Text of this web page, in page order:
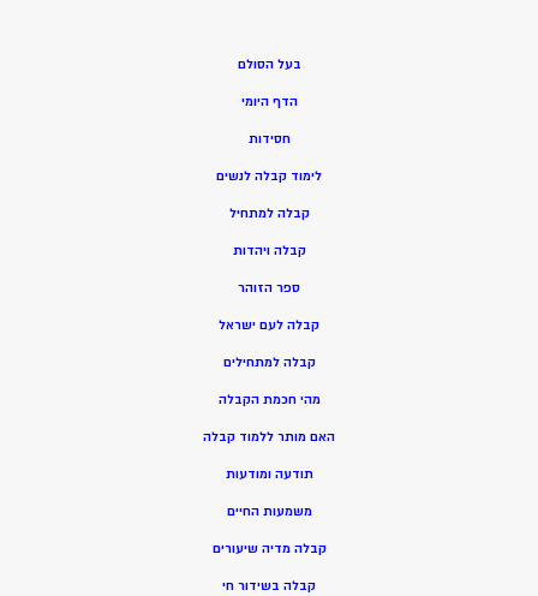
בעל הסולם
הדף היומי
חסידות
לימוד קבלה לנשים
קבלה למתחיל
קבלה ויהדות
ספר הזוהר
קבלה לעם ישראל
קבלה למתחילים
מהי חכמת הקבלה
האם מותר ללמוד קבלה
תודעה ומודעות
משמעות החיים
קבלה מדיה שיעורים
קבלה בשידור חי